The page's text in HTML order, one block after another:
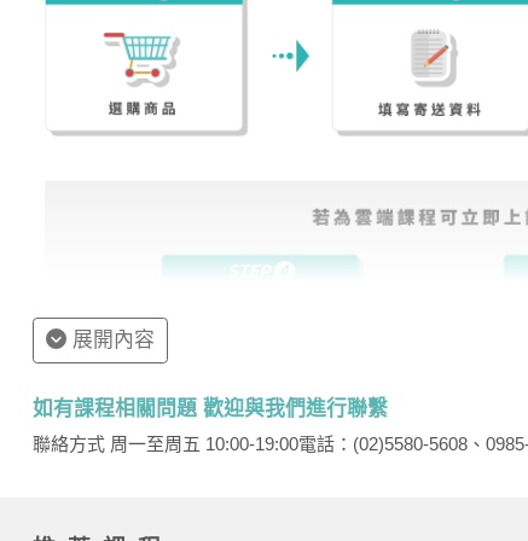
展開內容
如有課程相關問題 歡迎與我們進行聯繫
聯絡方式 周一至周五 10:00-19:00電話：(02)5580-5608、